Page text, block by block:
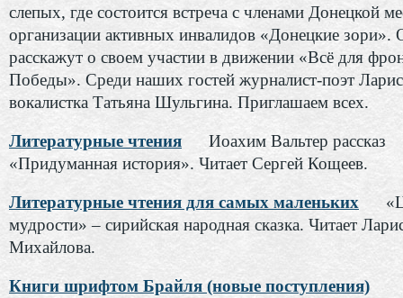
слепых, где состоится встреча с членами Донецкой
организации активных инвалидов «Донецкие зори».
расскажут о своем участии в движении «Всё для
Победы». Среди наших гостей журналист-поэт
вокалистка Татьяна Шульгина. Приглашаем всех.
Литературные чтения
Иоахим Вальтер рассказ
«Придуманная история». Читает Сергей Кощеев.
Литературные чтения для самых маленьких
мудрости» – сирийская народная сказка. Читает
Михайлова.
Книги шрифтом Брайля (новые поступления)